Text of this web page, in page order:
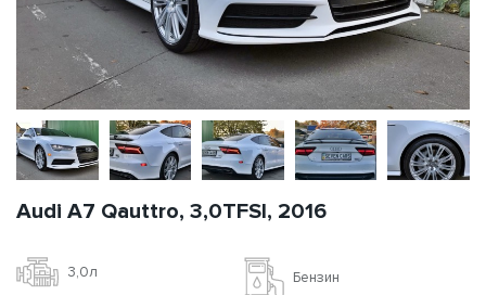
Audi A7 Qauttro, 3,0TFSI, 2016
3,0л Бензин